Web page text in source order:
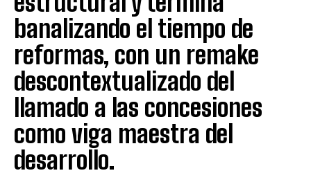
banalizando el tiempo de
reformas, con un remake
descontextualizado del
llamado a las concesiones
como viga maestra del
desarrollo.